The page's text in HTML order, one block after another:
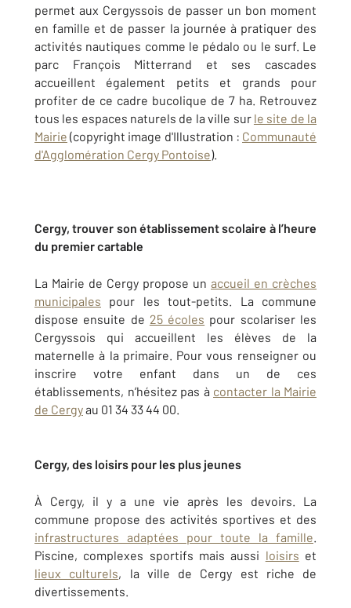
permet aux Cergyssois de passer un bon moment
en famille et de passer la journée à pratiquer des
activités nautiques comme le pédalo ou le surf. Le
parc François Mitterrand et ses cascades
accueillent également petits et grands pour
profiter de ce cadre bucolique de 7 ha. Retrouvez
tous les espaces naturels de la ville sur le site de la
Mairie (copyright image d'Illustration : Communauté
d'Agglomération Cergy Pontoise).
Cergy, trouver son établissement scolaire à l’heure
du premier cartable
La Mairie de Cergy propose un accueil en crèches
municipales pour les tout-petits. La commune
dispose ensuite de 25 écoles pour scolariser les
Cergyssois qui accueillent les élèves de la
maternelle à la primaire. Pour vous renseigner ou
inscrire votre enfant dans un de ces
établissements, n’hésitez pas à contacter la Mairie
de Cergyau 01 34 33 44 00.
Cergy, des loisirs pour les plus jeunes
À Cergy, il y a une vie après les devoirs. La
commune propose des activités sportives et des
infrastructures adaptées pour toute la famille
Piscine, complexes sportifs mais aussi loisirs et
lieux culturels, la ville de Cergy est riche de
divertissements.